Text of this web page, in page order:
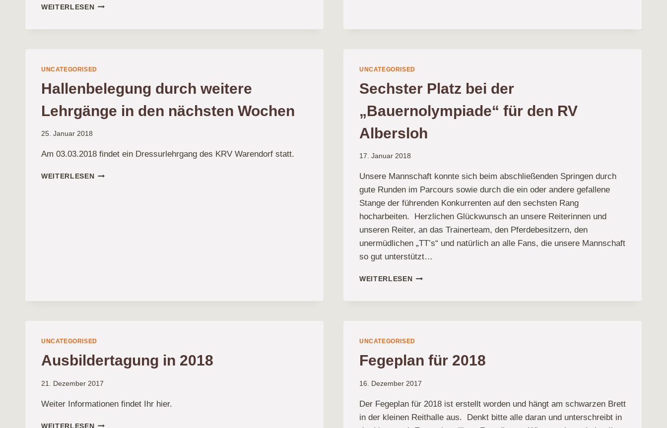
WEITERLESENICH
UNCATEGORISED
Hallenbelegung durch weitere
Lehrgänge in den nächsten Wochen
25. Januar 2018
Am 03.03.2018 findet ein Dressurlehrgang des KRV Warendorf statt.
WEITERLESENHALLENBELEGUNG
UNCATEGORISED
Sechster Platz bei der
„Bauernolympiade“ für den RV
Albersloh
17. Januar 2018
Unsere Mannschaft konnte sich beim abschließenden Springen durch
gute Runden im Parcours sowie durch die ein oder andere gefallene
Stange der führenden Konkurrenten auf den sechsten Rang
hocharbeiten. Herzlichen Glückwunsch an unsere Reiterinnen und
unseren Reiter, an das Trainerteam, den Pferdebesitzern, den
unermüdlichen „TT’s“ und natürlich an alle Fans, die unsere Mannschaft
so gut unterstützt…
WEITERLESENSECHSTER
DEN
ALBERSLOH
UNCATEGORISED
Ausbildertagung in 2018
21. Dezember 2017
Weiter Informationen findet Ihr hier.
WEITERLESENAUSBILDERTAGUNG
UNCATEGORISED
Fegeplan für 2018
16. Dezember 2017
Der Fegeplan für 2018 ist erstellt worden und hängt am schwarzen Brett
in der kleinen Reithalle aus. Denkt bitte alle daran und unterschreibt in